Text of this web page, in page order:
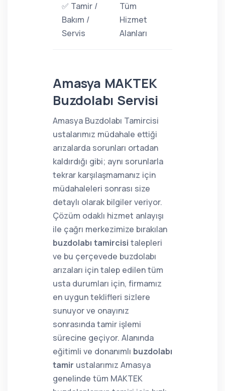
✅ Tamir /
Bakım /
Servis
Tüm
Hizmet
Alanları
Amasya MAKTEK
Buzdolabı Servisi
Amasya Buzdolabı Tamircisi
ustalarımız müdahale ettiği
arızalarda sorunları ortadan
kaldırdığı gibi; aynı sorunlarla
tekrar karşılaşmamanız için
müdahaleleri sonrası size
detaylı olarak bilgiler veriyor.
Çözüm odaklı hizmet anlayışı
ile çağrı merkezimize bırakılan
buzdolabı tamircisi talepleri
ve bu çerçevede buzdolabı
arızaları için talep edilen tüm
usta durumları için, firmamız
en uygun teklifleri sizlere
sunuyor ve onayınız
sonrasında tamir işlemi
sürecine geçiyor. Alanında
eğitimli ve donanımlı buzdolabı
tamir ustalarımız Amasya
genelinde tüm MAKTEK